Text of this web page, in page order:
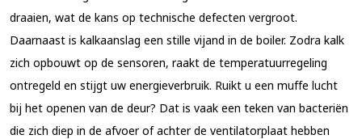
draaien, wat de kans op technische defecten vergroot.
Daarnaast is kalkaanslag een stille vijand in de boiler. Zodra kalk
zich opbouwt op de sensoren, raakt de temperatuurregeling
ontregeld en stijgt uw energieverbruik. Ruikt u een muffe lucht
bij het openen van de deur? Dat is vaak een teken van bacteriën
die zich diep in de afvoer of achter de ventilatorplaat hebben